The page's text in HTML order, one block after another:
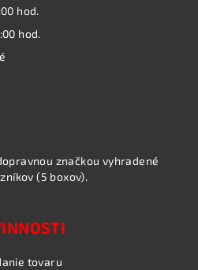
hod.
hod.
značkou vyhradené
(5 boxov).
tovaru